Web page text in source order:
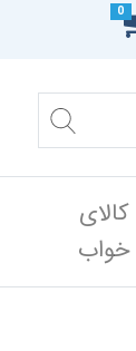
0
کالای
خواب